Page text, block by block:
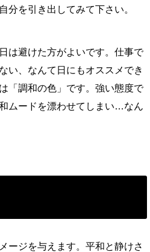
分を引き出してみて下さい。
は避けた方がよいです。仕事で
い、なんて日にもオススメでき
「調和の色」です。強い態度で
ムードを漂わせてしまい…なん
ージを与えます。平和と静けさ